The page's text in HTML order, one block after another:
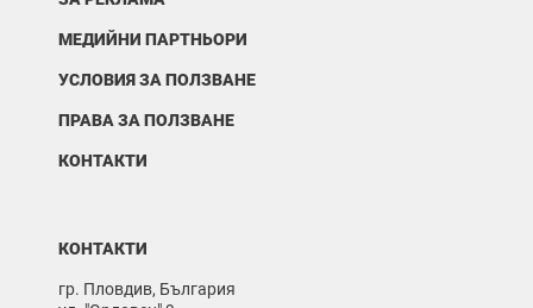
МЕДИЙНИ ПАРТНЬОРИ
УСЛОВИЯ ЗА ПОЛЗВАНЕ
ПРАВА ЗА ПОЛЗВАНЕ
КОНТАКТИ
КОНТАКТИ
гр. Пловдив, България